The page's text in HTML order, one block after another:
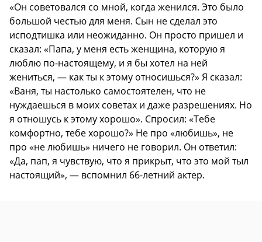
«Он советовался со мной, когда женился. Это было
большой честью для меня. Сын не сделал это
исподтишка или неожиданно. Он просто пришел и
сказал: «Папа, у меня есть женщина, которую я
люблю по-настоящему, и я бы хотел на ней
жениться, — как ты к этому относишься?» Я сказал:
«Ваня, ты настолько самостоятелен, что не
нуждаешься в моих советах и даже разрешениях. Но
я отношусь к этому хорошо». Спросил: «Тебе
комфортно, тебе хорошо?» Не про «любишь», не
про «не любишь» ничего не говорил. Он ответил:
«Да, пап, я чувствую, что я прикрыт, что это мой тыл
настоящий», — вспомнил 66-летний актер.